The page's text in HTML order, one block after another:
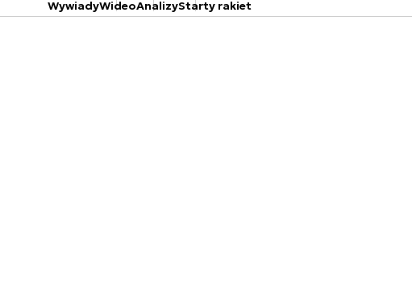
WywiadyWideoAnalizyStarty rakiet